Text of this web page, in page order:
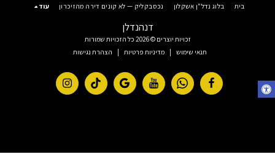
דנהנדלן
זכויות יוצרים © 2026 כל הזכויות שמורות
תנאי שימוש | מדיניות פרטיות | הצהרת נגישות
בית בלוג נדל"ן אשקלון נכסבקליק — לא קונים דירה מהזיכרון עוד